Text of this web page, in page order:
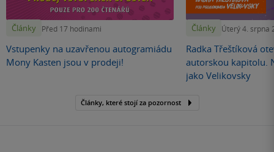
Články Před 17 hodinami
Vstupenky na uzavřenou autogramiádu
Mony Kasten jsou v prodeji!
Články Úterý 4. srpna
Radka Třeštíková
autorskou kapitolu.
jako Velikovsky
Články, které stojí za pozornost